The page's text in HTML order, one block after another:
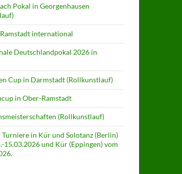
Pokal in Georgenhausen
international
Deutschlandpokal 2026 in
Cup in Darmstadt (Rollkunstlauf)
in Ober-Ramstadt
(Rollkunstlauf)
Turniere in Kür und Solotanz (Berlin)
15.03.2026 und Kür (Eppingen) vom